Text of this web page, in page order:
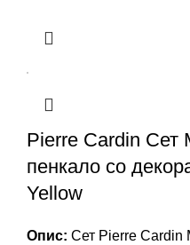
Pierre Cardin Сет
пенкало со
Yellow
Опис: Сет Pierre Cardin